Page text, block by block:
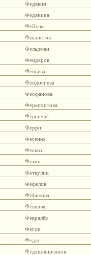
Федякин
Федянина
Фейзакс
Феклистов
Фельдман
Фендеров
Феньева
Феодосиева
Феофанова
Ферапонтова
Ференчак
Ферри
Фесенко
Фесько
Фетин
Феткулин
Фефелов
Фефилова
Фещенко
Февралёв
Фегон
Федас
Федаш-кирсанов